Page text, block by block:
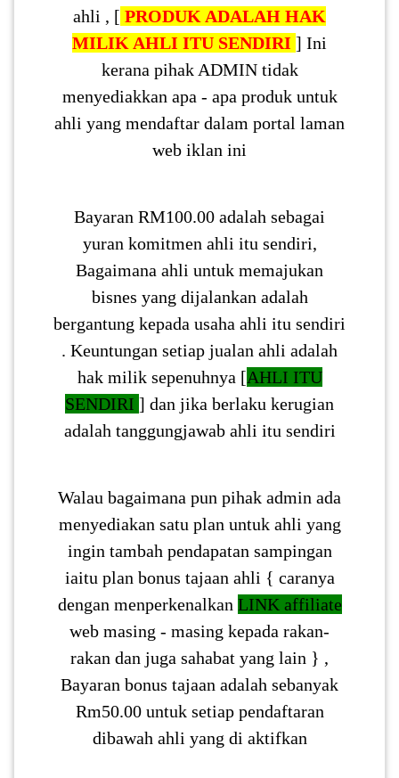
ahli , [ PRODUK ADALAH HAK
MILIK AHLI ITU SENDIRI ] Ini
kerana pihak ADMIN tidak
menyediakkan apa - apa produk untuk
ahli yang mendaftar dalam portal laman
web iklan ini
Bayaran RM100.00 adalah sebagai
yuran komitmen ahli itu sendiri,
Bagaimana ahli untuk memajukan
bisnes yang dijalankan adalah
bergantung kepada usaha ahli itu sendiri
. Keuntungan setiap jualan ahli adalah
hak milik sepenuhnya [AHLI ITU
SENDIRI ] dan jika berlaku kerugian
adalah tanggungjawab ahli itu sendiri
Walau bagaimana pun pihak admin ada
menyediakan satu plan untuk ahli yang
ingin tambah pendapatan sampingan
iaitu plan bonus tajaan ahli { caranya
dengan menperkenalkan LINK affiliate
web masing - masing kepada rakan-
rakan dan juga sahabat yang lain } ,
Bayaran bonus tajaan adalah sebanyak
Rm50.00 untuk setiap pendaftaran
dibawah ahli yang di aktifkan